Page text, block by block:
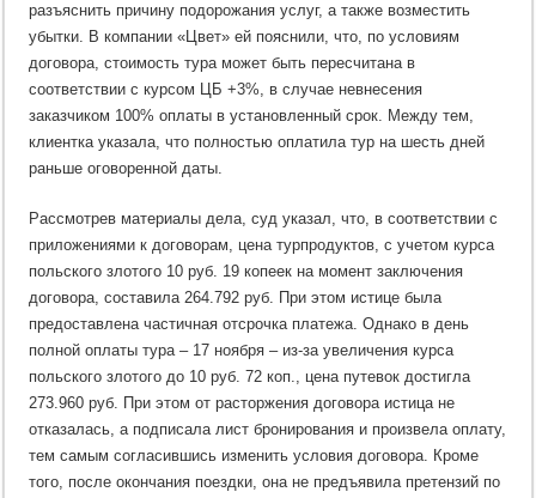
разъяснить причину подорожания услуг, а также возместить
убытки. В компании «Цвет» ей пояснили, что, по условиям
договора, стоимость тура может быть пересчитана в
соответствии с курсом ЦБ +3%, в случае невнесения
заказчиком 100% оплаты в установленный срок. Между тем,
клиентка указала, что полностью оплатила тур на шесть дней
раньше оговоренной даты.
Рассмотрев материалы дела, суд указал, что, в соответствии с
приложениями к договорам, цена турпродуктов, с учетом курса
польского злотого 10 руб. 19 копеек на момент заключения
договора, составила 264.792 руб. При этом истице была
предоставлена частичная отсрочка платежа. Однако в день
полной оплаты тура – 17 ноября – из-за увеличения курса
польского злотого до 10 руб. 72 коп., цена путевок достигла
273.960 руб. При этом от расторжения договора истица не
отказалась, а подписала лист бронирования и произвела оплату,
тем самым согласившись изменить условия договора. Кроме
того, после окончания поездки, она не предъявила претензий по